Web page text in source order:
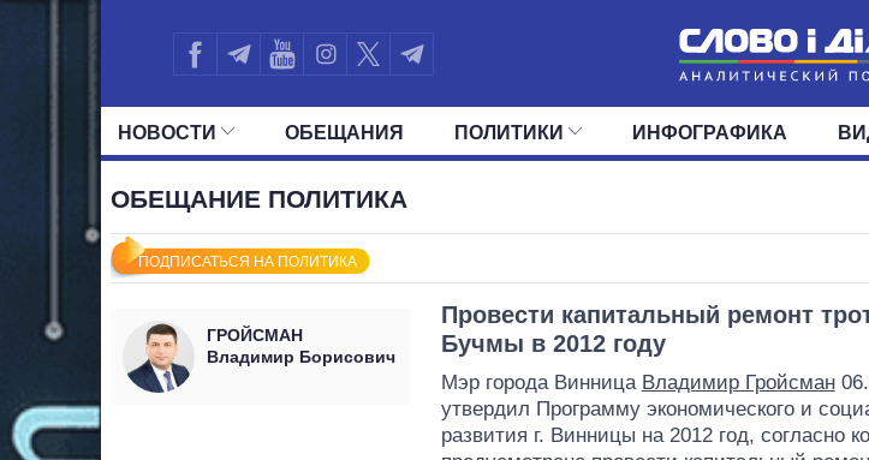
НОВОСТИ ОБЕЩАНИЯ ПОЛИТИКИ ИНФОГРАФИКА
ОБЕЩАНИЕ ПОЛИТИКА
ПОДПИСАТЬСЯ НА ПОЛИТИКА
ГРОЙСМАН
Владимир Борисович
Провести капитальный ремонт
Бучмы в 2012 году
Мэр города Винница Владимир Гройсман
утвердил Программу экономического и
развития г. Винницы на 2012 год, согласно